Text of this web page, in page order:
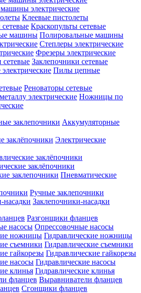
электрические
Клеевые пистолеты
Краскопульты сетевые
Полировальные машины
Степлеры электрические
Фрезеры электрические
Заклепочники сетевые
Пилы цепные
Реноваторы сетевые
Ножницы по
Аккумуляторные
Электрические
заклёпочники
Пневматические
Ручные заклепочники
Заклепочники-насадки
Разгонщики фланцев
Опрессовочные насосы
Гидравлические ножницы
Гидравлические съемники
Гидравлические гайкорезы
Гидравлические насосы
Гидравлические клинья
Выравниватели фланцев
Сгонщики фланцев